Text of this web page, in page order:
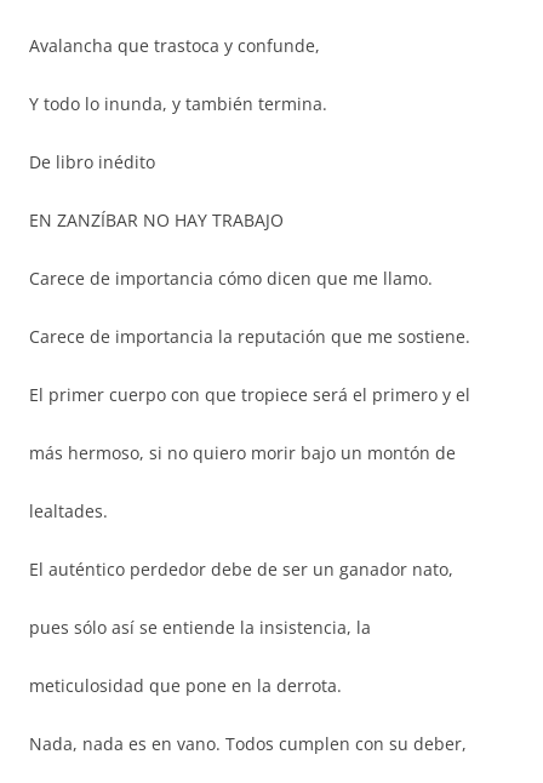
Avalancha que trastoca y confunde,
Y todo lo inunda, y también termina.
De libro inédito
EN ZANZÍBAR NO HAY TRABAJO
Carece de importancia cómo dicen que me llamo.
Carece de importancia la reputación que me sostiene.
El primer cuerpo con que tropiece será el primero y el
más hermoso, si no quiero morir bajo un montón de
lealtades.
El auténtico perdedor debe de ser un ganador nato,
pues sólo así se entiende la insistencia, la
meticulosidad que pone en la derrota.
Nada, nada es en vano. Todos cumplen con su deber,